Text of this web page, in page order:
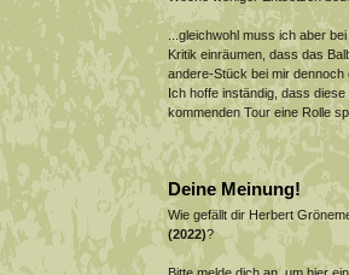
...gleichwohl muss ich aber
Kritik einräumen, dass das
andere-Stück bei mir
Ich hoffe inständig, dass
kommenden Tour eine Rolle
Deine Meinung!
Wie gefällt dir Herbert
(2022)?
Bitte melde dich an, um hier